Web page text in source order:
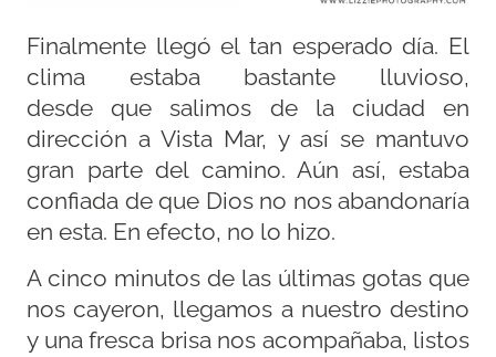
Finalmente llegó el tan esperado día. El
clima estaba bastante lluvioso,
desde que salimos de la ciudad en
dirección a Vista Mar, y así se mantuvo
gran parte del camino. Aún así, estaba
confiada de que Dios no nos abandonaría
en esta. En efecto, no lo hizo.
A cinco minutos de las últimas gotas que
nos cayeron, llegamos a nuestro destino
y una fresca brisa nos acompañaba, listos